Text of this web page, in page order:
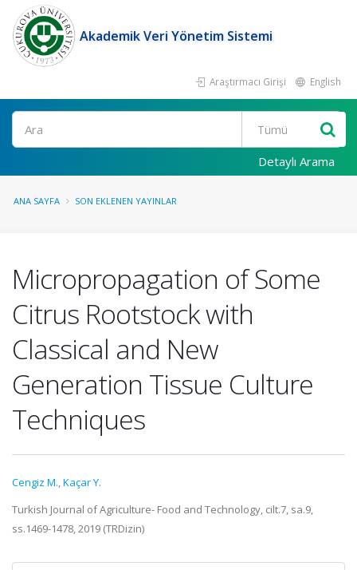
Akademik Veri Yönetim Sistemi
Araştırmacı Girişi English
Ara
Detaylı Arama
ANA SAYFA SON EKLENEN YAYINLAR
Micropropagation of Some
Citrus Rootstock with
Classical and New
Generation Tissue Culture
Techniques
Cengiz M.,Kaçar Y.
Turkish Journal of Agriculture- Food and Technology, cilt.7, sa.9,
ss.1469-1478, 2019 (TRDizin)